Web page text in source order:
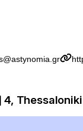
Thessaloniki